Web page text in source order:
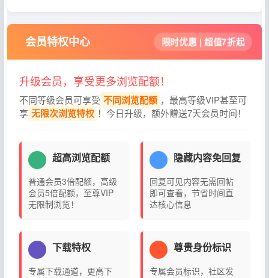
会员特权中心 限时优惠 | 超值7折起
升级会员，享受更多浏览配额！
不同等级会员可享受 不同浏览配额 ，最高等级VIP甚至可
享 无限次浏览特权 ！今日升级，额外赠送7天会员时间！
超高浏览配额
普通会员3倍配额，高级
会员5倍配额，至尊VIP
无限制浏览！
隐藏内容免回复
回复可见内容无需回帖
即可查看，节省时间直
达核心信息
下载特权
专属下载通道，更高下
尊贵身份标识
专属会员标识，社区发